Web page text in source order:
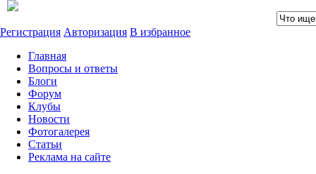
Регистрация Авторизация В избранное
Главная
Вопросы и ответы
Блоги
Форум
Клубы
Новости
Фотогалерея
Статьи
Реклама на сайте